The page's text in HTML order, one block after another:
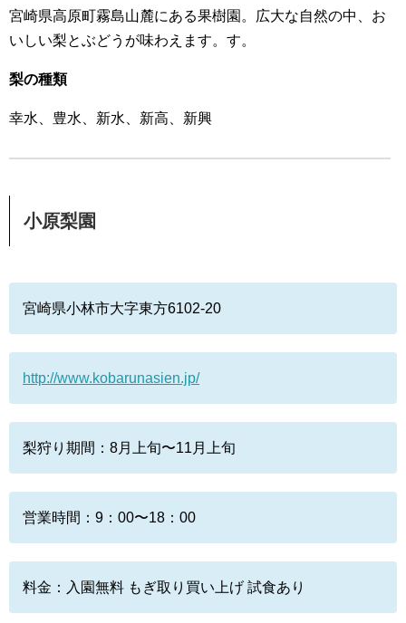
宮崎県高原町霧島山麓にある果樹園。広大な自然の中、お
いしい梨とぶどうが味わえます。す。
梨の種類
幸水、豊水、新水、新高、新興
小原梨園
宮崎県小林市大字東方6102-20
http://www.kobarunasien.jp/
梨狩り期間：8月上旬〜11月上旬
営業時間：9：00〜18：00
料金：入園無料 もぎ取り買い上げ 試食あり